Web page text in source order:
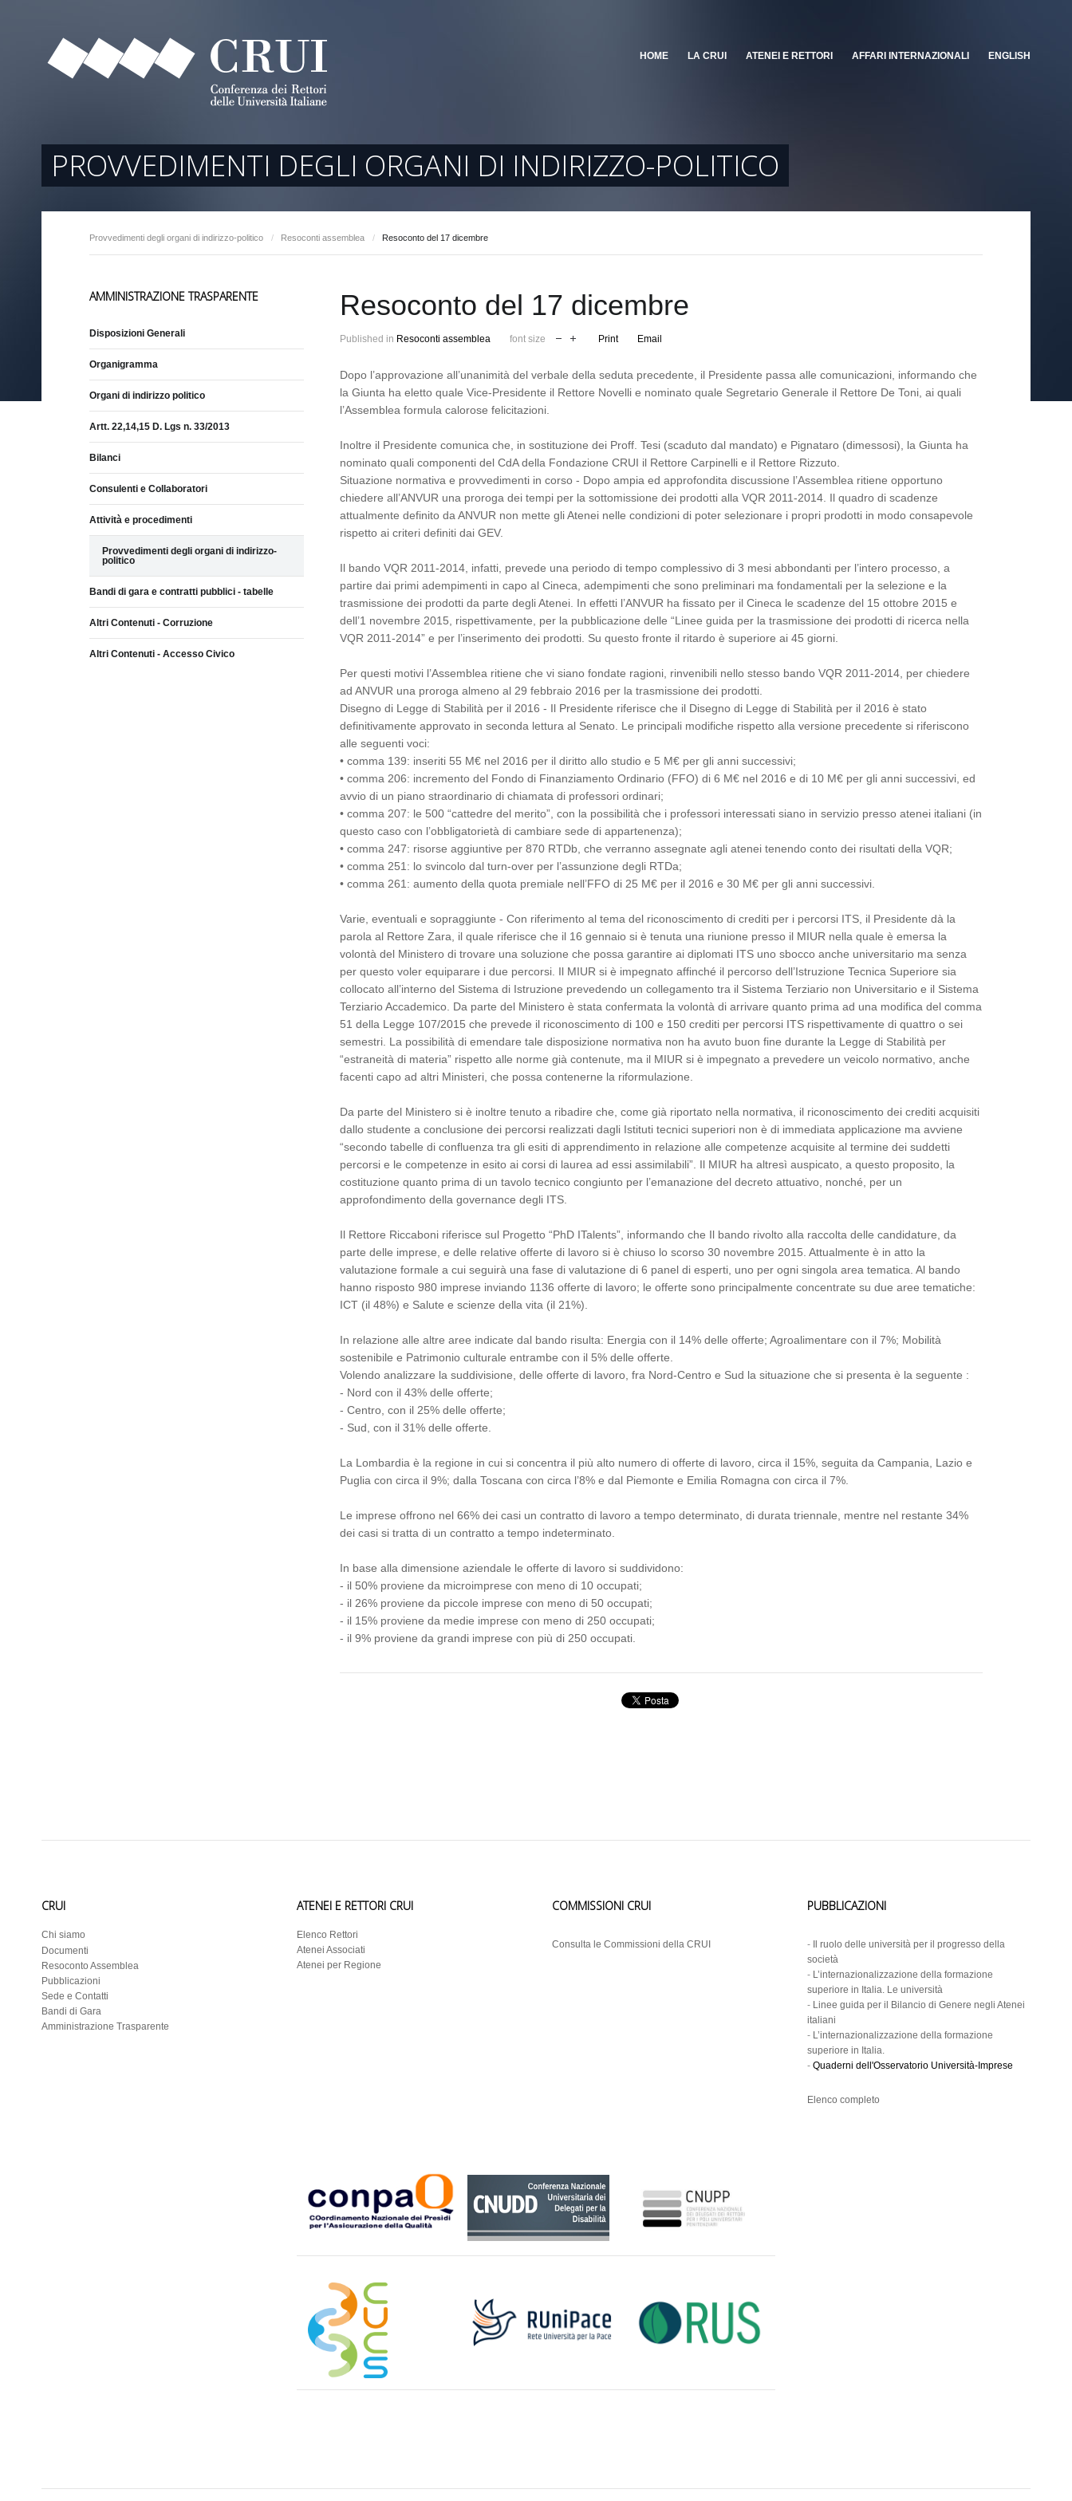
HOME LA CRUI ATENEI E RETTORI AFFARI INTERNAZIONALI ENGLISH
PROVVEDIMENTI DEGLI ORGANI DI INDIRIZZO-POLITICO
Provvedimenti degli organi di indirizzo-politico / Resoconti assemblea / Resoconto del 17 dicembre
Resoconto del 17 dicembre
Published in Resoconti assemblea font size Print Email
Dopo l’approvazione all’unanimità del verbale della seduta precedente, il Presidente passa alle comunicazioni, informando che
la Giunta ha eletto quale Vice-Presidente il Rettore Novelli e nominato quale Segretario Generale il Rettore De Toni, ai quali
l’Assemblea formula calorose felicitazioni.
Inoltre il Presidente comunica che, in sostituzione dei Proff. Tesi (scaduto dal mandato) e Pignataro (dimessosi), la Giunta ha
nominato quali componenti del CdA della Fondazione CRUI il Rettore Carpinelli e il Rettore Rizzuto.
Situazione normativa e provvedimenti in corso - Dopo ampia ed approfondita discussione l’Assemblea ritiene opportuno
chiedere all’ANVUR una proroga dei tempi per la sottomissione dei prodotti alla VQR 2011-2014. Il quadro di scadenze
attualmente definito da ANVUR non mette gli Atenei nelle condizioni di poter selezionare i propri prodotti in modo consapevole
rispetto ai criteri definiti dai GEV.
Il bando VQR 2011-2014, infatti, prevede una periodo di tempo complessivo di 3 mesi abbondanti per l’intero processo, a
partire dai primi adempimenti in capo al Cineca, adempimenti che sono preliminari ma fondamentali per la selezione e la
trasmissione dei prodotti da parte degli Atenei. In effetti l’ANVUR ha fissato per il Cineca le scadenze del 15 ottobre 2015 e
dell’1 novembre 2015, rispettivamente, per la pubblicazione delle “Linee guida per la trasmissione dei prodotti di ricerca nella
VQR 2011-2014” e per l’inserimento dei prodotti. Su questo fronte il ritardo è superiore ai 45 giorni.
Per questi motivi l’Assemblea ritiene che vi siano fondate ragioni, rinvenibili nello stesso bando VQR 2011-2014, per chiedere
ad ANVUR una proroga almeno al 29 febbraio 2016 per la trasmissione dei prodotti.
Disegno di Legge di Stabilità per il 2016 - Il Presidente riferisce che il Disegno di Legge di Stabilità per il 2016 è stato
definitivamente approvato in seconda lettura al Senato. Le principali modifiche rispetto alla versione precedente si riferiscono
alle seguenti voci:
• comma 139: inseriti 55 M€ nel 2016 per il diritto allo studio e 5 M€ per gli anni successivi;
• comma 206: incremento del Fondo di Finanziamento Ordinario (FFO) di 6 M€ nel 2016 e di 10 M€ per gli anni successivi, ed
avvio di un piano straordinario di chiamata di professori ordinari;
• comma 207: le 500 “cattedre del merito”, con la possibilità che i professori interessati siano in servizio presso atenei italiani (in
questo caso con l’obbligatorietà di cambiare sede di appartenenza);
• comma 247: risorse aggiuntive per 870 RTDb, che verranno assegnate agli atenei tenendo conto dei risultati della VQR;
• comma 251: lo svincolo dal turn-over per l’assunzione degli RTDa;
• comma 261: aumento della quota premiale nell’FFO di 25 M€ per il 2016 e 30 M€ per gli anni successivi.
Varie, eventuali e sopraggiunte - Con riferimento al tema del riconoscimento di crediti per i percorsi ITS, il Presidente dà la
parola al Rettore Zara, il quale riferisce che il 16 gennaio si è tenuta una riunione presso il MIUR nella quale è emersa la
volontà del Ministero di trovare una soluzione che possa garantire ai diplomati ITS uno sbocco anche universitario ma senza
per questo voler equiparare i due percorsi. Il MIUR si è impegnato affinché il percorso dell’Istruzione Tecnica Superiore sia
collocato all’interno del Sistema di Istruzione prevedendo un collegamento tra il Sistema Terziario non Universitario e il Sistema
Terziario Accademico. Da parte del Ministero è stata confermata la volontà di arrivare quanto prima ad una modifica del comma
51 della Legge 107/2015 che prevede il riconoscimento di 100 e 150 crediti per percorsi ITS rispettivamente di quattro o sei
semestri. La possibilità di emendare tale disposizione normativa non ha avuto buon fine durante la Legge di Stabilità per
“estraneità di materia” rispetto alle norme già contenute, ma il MIUR si è impegnato a prevedere un veicolo normativo, anche
facenti capo ad altri Ministeri, che possa contenerne la riformulazione.
Da parte del Ministero si è inoltre tenuto a ribadire che, come già riportato nella normativa, il riconoscimento dei crediti acquisiti
dallo studente a conclusione dei percorsi realizzati dagli Istituti tecnici superiori non è di immediata applicazione ma avviene
“secondo tabelle di confluenza tra gli esiti di apprendimento in relazione alle competenze acquisite al termine dei suddetti
percorsi e le competenze in esito ai corsi di laurea ad essi assimilabili”. Il MIUR ha altresì auspicato, a questo proposito, la
costituzione quanto prima di un tavolo tecnico congiunto per l’emanazione del decreto attuativo, nonché, per un
approfondimento della governance degli ITS.
Il Rettore Riccaboni riferisce sul Progetto “PhD ITalents”, informando che Il bando rivolto alla raccolta delle candidature, da
parte delle imprese, e delle relative offerte di lavoro si è chiuso lo scorso 30 novembre 2015. Attualmente è in atto la
valutazione formale a cui seguirà una fase di valutazione di 6 panel di esperti, uno per ogni singola area tematica. Al bando
hanno risposto 980 imprese inviando 1136 offerte di lavoro; le offerte sono principalmente concentrate su due aree tematiche:
ICT (il 48%) e Salute e scienze della vita (il 21%).
In relazione alle altre aree indicate dal bando risulta: Energia con il 14% delle offerte; Agroalimentare con il 7%; Mobilità
sostenibile e Patrimonio culturale entrambe con il 5% delle offerte.
Volendo analizzare la suddivisione, delle offerte di lavoro, fra Nord-Centro e Sud la situazione che si presenta è la seguente :
- Nord con il 43% delle offerte;
- Centro, con il 25% delle offerte;
- Sud, con il 31% delle offerte.
La Lombardia è la regione in cui si concentra il più alto numero di offerte di lavoro, circa il 15%, seguita da Campania, Lazio e
Puglia con circa il 9%; dalla Toscana con circa l’8% e dal Piemonte e Emilia Romagna con circa il 7%.
Le imprese offrono nel 66% dei casi un contratto di lavoro a tempo determinato, di durata triennale, mentre nel restante 34%
dei casi si tratta di un contratto a tempo indeterminato.
In base alla dimensione aziendale le offerte di lavoro si suddividono:
- il 50% proviene da microimprese con meno di 10 occupati;
- il 26% proviene da piccole imprese con meno di 50 occupati;
- il 15% proviene da medie imprese con meno di 250 occupati;
- il 9% proviene da grandi imprese con più di 250 occupati.
AMMINISTRAZIONE TRASPARENTE
Disposizioni Generali
Organigramma
Organi di indirizzo politico
Artt. 22,14,15 D. Lgs n. 33/2013
Bilanci
Consulenti e Collaboratori
Attività e procedimenti
Provvedimenti degli organi di indirizzo-
politico
Bandi di gara e contratti pubblici - tabelle
Altri Contenuti - Corruzione
Altri Contenuti - Accesso Civico
CRUI
Chi siamo
Documenti
Resoconto Assemblea
Pubblicazioni
Sede e Contatti
Bandi di Gara
Amministrazione Trasparente
ATENEI E RETTORI CRUI
Elenco Rettori
Atenei Associati
Atenei per Regione
COMMISSIONI CRUI
Consulta le Commissioni della CRUI
PUBBLICAZIONI
-
Il ruolo delle università per il progresso della
società
- L’internazionalizzazione della formazione
superiore in Italia. Le università
- Linee guida per il Bilancio di Genere negli Atenei
italiani
- L’internazionalizzazione della formazione
superiore in Italia.
- Quaderni dell'Osservatorio Università-Imprese
Elenco completo